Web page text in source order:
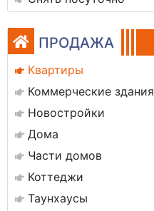
ПРОДАЖА
Квартиры
Коммерческие здания
Новостройки
Дома
Части домов
Коттеджи
Таунхаусы